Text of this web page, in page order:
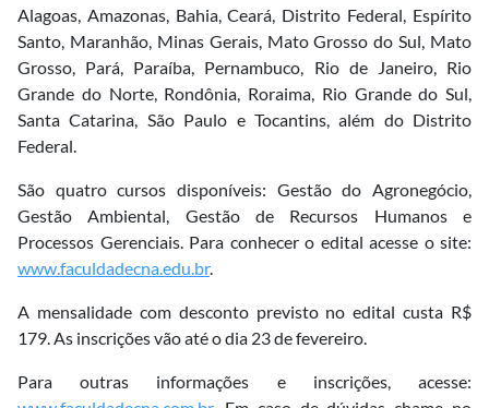
Alagoas, Amazonas, Bahia, Ceará, Distrito Federal, Espírito
Santo, Maranhão, Minas Gerais, Mato Grosso do Sul, Mato
Grosso, Pará, Paraíba, Pernambuco, Rio de Janeiro, Rio
Grande do Norte, Rondônia, Roraima, Rio Grande do Sul,
Santa Catarina, São Paulo e Tocantins, além do Distrito
Federal.
São quatro cursos disponíveis: Gestão do Agronegócio,
Gestão Ambiental, Gestão de Recursos Humanos e
Processos Gerenciais. Para conhecer o edital acesse o site:
www.faculdadecna.edu.br.
A mensalidade com desconto previsto no edital custa R$
179. As inscrições vão até o dia 23 de fevereiro.
Para outras informações e inscrições, acesse: